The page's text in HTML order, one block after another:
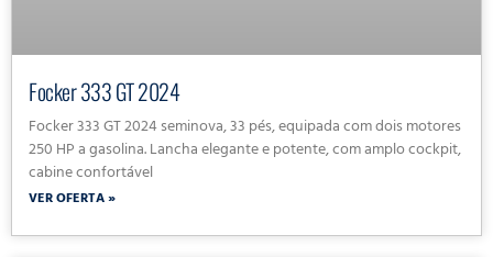
Focker 333 GT 2024
Focker 333 GT 2024 seminova, 33 pés, equipada com dois motores
250 HP a gasolina. Lancha elegante e potente, com amplo cockpit,
cabine confortável
VER OFERTA »